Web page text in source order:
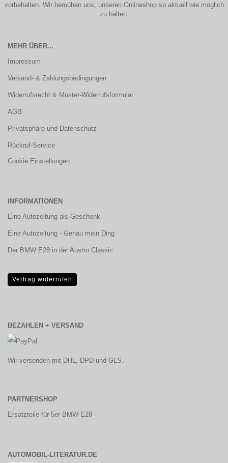
vorbehalten. Wir bemühen uns, unseren Onlineshop so aktuell wie möglich
zu halten.
MEHR ÜBER...
Impressum
Versand- & Zahlungsbedingungen
Widerrufsrecht & Muster-Widerrufsformular
AGB
Privatsphäre und Datenschutz
Rückruf-Service
Cookie Einstellungen
INFORMATIONEN
Eine Autozeitung als Geschenk
Eine Autozeitung - Genau mein Ding
Der BMW E28 in der Austro Classic
Vertrag widerrufen
BEZAHLEN + VERSAND
Wir versenden mit DHL, DPD und GLS.
PARTNERSHOP
Ersatzteile für 5er BMW E28
AUTOMOBIL-LITERATUR.DE